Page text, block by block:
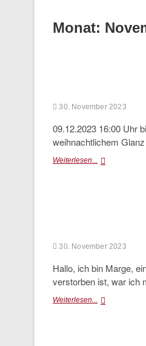
Monat:
30. November 2023
09.12.2023 16:00 Uhr
weihnachtlichem
Weiterlesen... 🎄
🐱
30. November 2023
Hallo, ich bin Marge,
verstorben ist, war ich
Weiterlesen... Marge